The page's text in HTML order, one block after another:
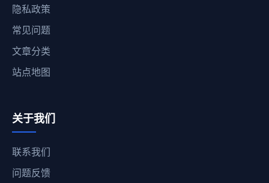
隐私政策
常见问题
文章分类
站点地图
关于我们
联系我们
问题反馈